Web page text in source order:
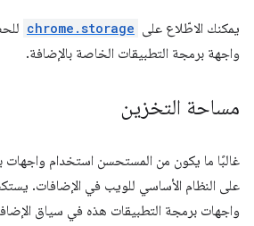
يمكنك الاطّلاع على chrome.storage
واجهة برمجة التطبيقات الخاصة بالإضافة.
مساحة التخزين
غالبًا ما يكون من المستحسن استخدام واجهات
على النظام الأساسي للويب في الإضافات.
واجهات برمجة التطبيقات هذه في سياق